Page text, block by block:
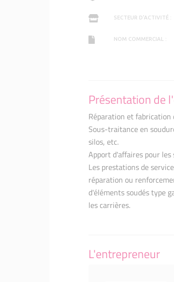
SECTEUR D'ACTIVITÉ :
NOM COMMERCIAL :
Présentation de
Réparation et fabrication
Sous-traitance en
silos, etc.
Apport d'affaires pour les
Les prestations de
réparation ou
d'éléments soudés type
les carrières.
L'entrepreneur